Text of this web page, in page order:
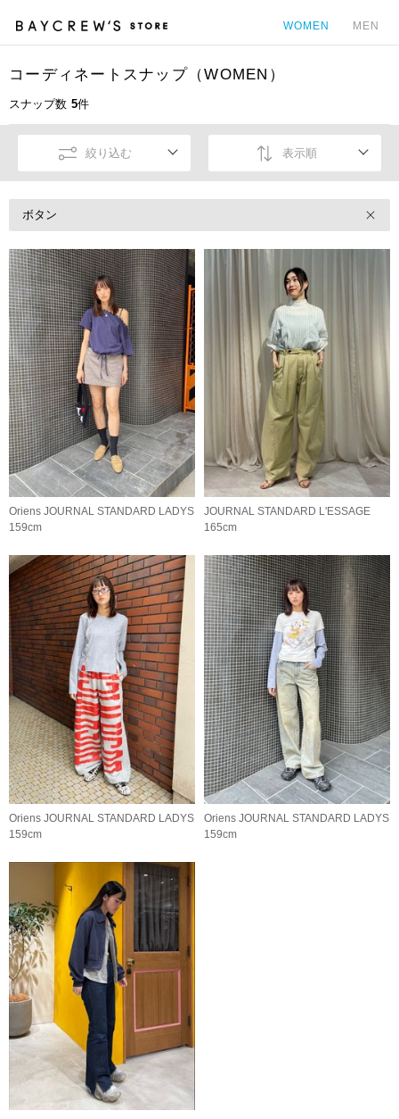
WOMEN MEN
コーディネートスナップ（WOMEN）
スナップ数 5件
絞り込む 表示順
ボタン
Oriens JOURNAL STANDARD LADYS
159cm
JOURNAL STANDARD L'ESSAGE
165cm
Oriens JOURNAL STANDARD LADYS
159cm
Oriens JOURNAL STANDARD LADYS
159cm